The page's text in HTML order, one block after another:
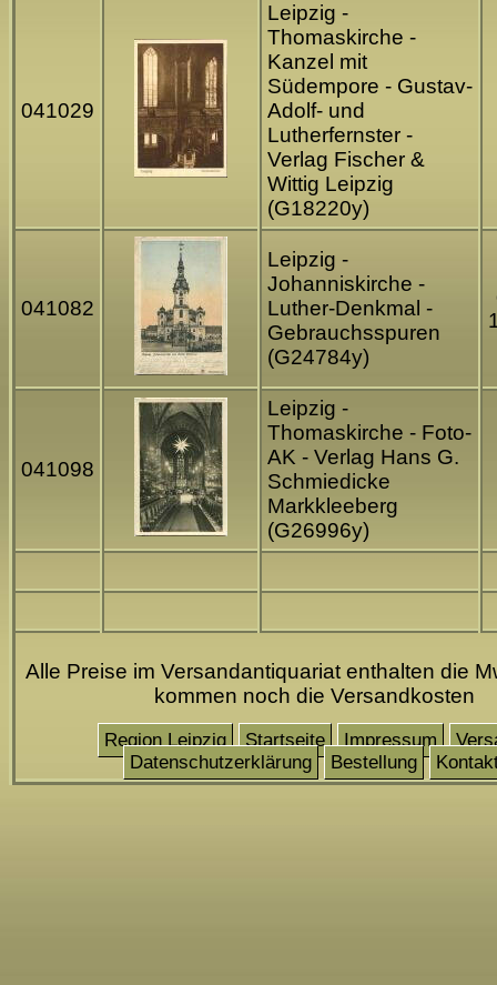
041029
Leipzig -
Thomaskirche -
Kanzel mit
Südempore - Gustav-
Adolf- und
Lutherfernster -
Verlag Fischer &
Wittig Leipzig
(G18220y)
041082
Leipzig -
Johanniskirche -
Luther-Denkmal -
Gebrauchsspuren
(G24784y)
041098
Leipzig -
Thomaskirche - Foto-
AK - Verlag Hans G.
Schmiedicke
Markkleeberg
(G26996y)
Alle Preise im Versandantiquariat enthalten die
kommen noch die Versandkosten
Region Leipzig Startseite Impressum
Datenschutzerklärung
Bestellung